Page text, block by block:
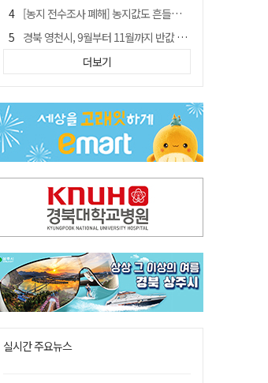
[농지 전수조사 폐해] 농지값도 흔들리나…"도지 막히면 헐값 매물 나올 수도"
경북 영천시, 9월부터 11월까지 반값 여행 혜택 제공
'솔리다임 IPO 추진설' SK하이닉스, 주가 9% 급락
[농지 전수조사 폐해] 실경작농·청년농 부담도 커진다
아쉬운 태클
TK신공항 참여 주저한 LH, 광주군공항 사업에는 앞장
더보기
실시간 주요뉴스